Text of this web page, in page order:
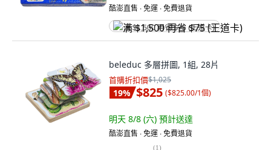
酷澎直售 ∙ 免運 ∙ 免費退貨
满 $1,500 再省 $75 (王道卡)
beleduc 多層拼圖, 1組, 28片
首購折扣價$1,025
19% $825 ($825.00/1個)
明天 8/8 (六) 預計送達
酷澎直售 ∙ 免運 ∙ 免費退貨
(1)